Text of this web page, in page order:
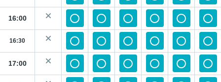
16:00
16:30
17:00